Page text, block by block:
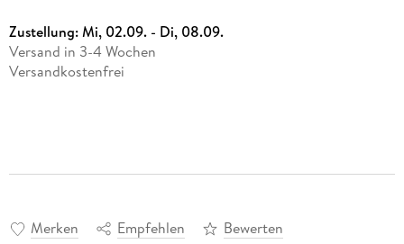
Zustellung:Mi, 02.09. - Di, 08.09.
Versand in 3-4 Wochen
Versandkostenfrei
Merken Empfehlen Bewerten